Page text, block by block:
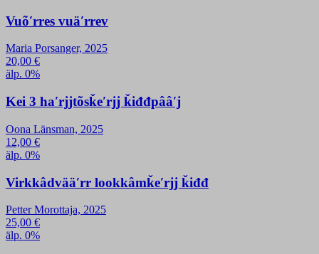
Vuõʹrres vuäʹrrev
Maria Porsanger, 2025
20,00 €
älp. 0%
Kei 3 haʹrjjtõsǩeʹrjj ǩiđđpââʹj
Oona Länsman, 2025
12,00 €
älp. 0%
Virkkâdvääʹrr lookkâmǩeʹrjj ǩiđđ
Petter Morottaja, 2025
25,00 €
älp. 0%